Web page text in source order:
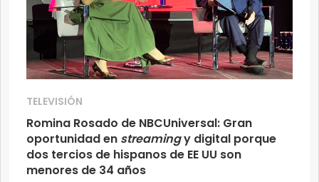
TELEVISIÓN
Romina Rosado de NBCUniversal: Gran
oportunidad en streamingy digital porque
dos tercios de hispanos de EE UU son
menores de 34 años